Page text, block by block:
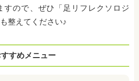
すので、ぜひ「足リフレクソロジ
整えてください♪
すめメニュー